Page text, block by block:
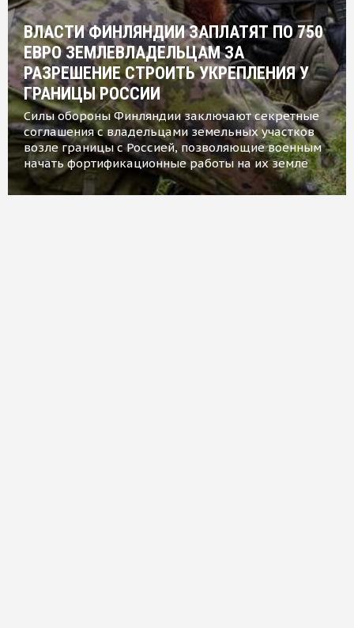
ВЛАСТИ ФИНЛЯНДИИ ЗАПЛАТЯТ ПО 750
ЕВРО ЗЕМЛЕВЛАДЕЛЬЦАМ ЗА
РАЗРЕШЕНИЕ СТРОИТЬ УКРЕПЛЕНИЯ У
ГРАНИЦЫ РОССИИ
Силы обороны Финляндии заключают секретные
соглашения с владельцами земельных участков
возле границы с Россией, позволяющие военным
начать фортификационные работы на их земле